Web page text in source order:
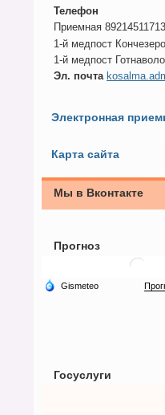
Телефон
Приемная 89214511713
1-й медпост
1-й медпост
Эл. почта
Электронная
Карта сайта
Мы в Вконтакте
Прогноз
Госуслуги